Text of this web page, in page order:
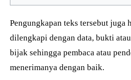
Pengungkapan teks tersebut juga
dilengkapi dengan data, bukti
bijak sehingga pembaca atau
menerimanya dengan baik.